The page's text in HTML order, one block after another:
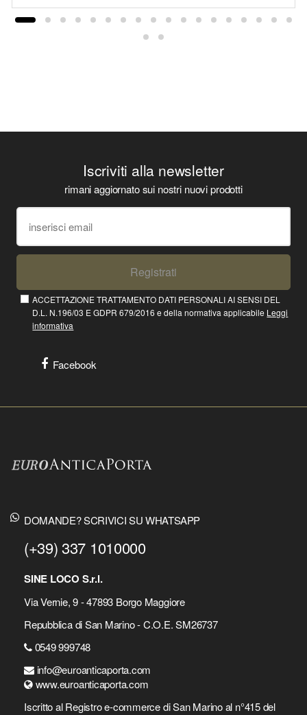
Iscriviti alla newsletter
rimani aggiornato sui nostri nuovi prodotti
Registrati
ACCETTAZIONE TRATTAMENTO DATI PERSONALI AI SENSI DEL
D.L. N.196/03 E GDPR 679/2016 e della normativa applicabile Leggi
informativa
Facebook
DOMANDE? SCRIVICI SU WHATSAPP
(+39) 337 1010000
SINE LOCO S.r.l.
Via Vernie, 9 - 47893 Borgo Maggiore
Repubblica di San Marino - C.O.E. SM26737
0549 999748
info@euroanticaporta.com
www.euroanticaporta.com
Iscritto al Registro e-commerce di San Marino al n°415 del